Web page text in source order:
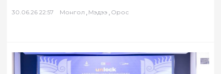
Оросын сонсогчдын хамт Монгол Улсын…
30.06.26 22:57 Монгол , Мэдээ , Орос